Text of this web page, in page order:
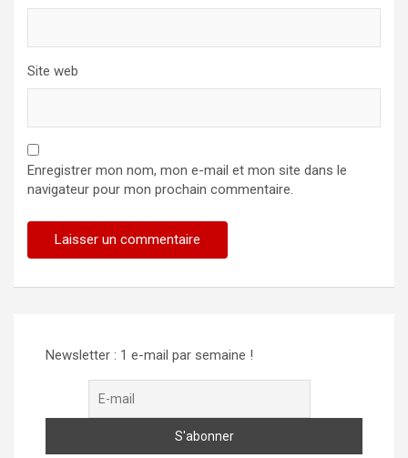
Site web
Enregistrer mon nom, mon e-mail et mon site dans le
navigateur pour mon prochain commentaire.
Newsletter : 1 e-mail par semaine !